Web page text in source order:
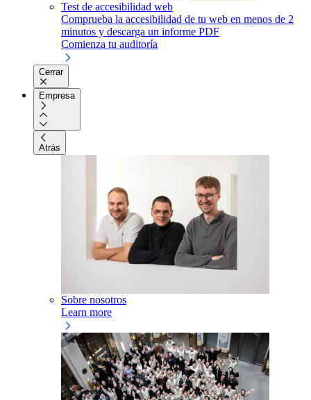
Test de accesibilidad web
Comprueba la accesibilidad de tu web en menos de 2
minutos y descarga un informe PDF
Comienza tu auditoría
Cerrar
Empresa
Atrás
Sobre nosotros
Learn more